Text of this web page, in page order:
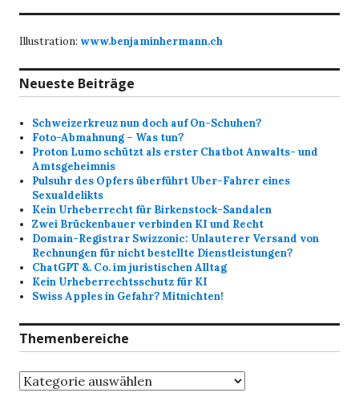
Illustration: www.benjaminhermann.ch
Neueste Beiträge
Schweizerkreuz nun doch auf On-Schuhen?
Foto-Abmahnung – Was tun?
Proton Lumo schützt als erster Chatbot Anwalts- und
Amtsgeheimnis
Pulsuhr des Opfers überführt Uber-Fahrer eines
Sexualdelikts
Kein Urheberrecht für Birkenstock-Sandalen
Zwei Brückenbauer verbinden KI und Recht
Domain-Registrar Swizzonic: Unlauterer Versand von
Rechnungen für nicht bestellte Dienstleistungen?
ChatGPT &. Co. im juristischen Alltag
Kein Urheberrechtsschutz für KI
Swiss Apples in Gefahr? Mitnichten!
Themenbereiche
Themenbereiche